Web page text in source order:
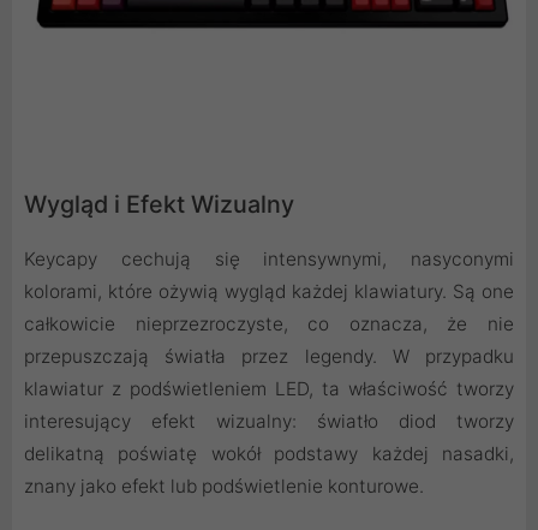
Wygląd i Efekt Wizualny
Keycapy cechują się intensywnymi, nasyconymi
kolorami, które ożywią wygląd każdej klawiatury. Są one
całkowicie nieprzezroczyste, co oznacza, że nie
przepuszczają światła przez legendy. W przypadku
klawiatur z podświetleniem LED, ta właściwość tworzy
interesujący efekt wizualny: światło diod tworzy
delikatną poświatę wokół podstawy każdej nasadki,
znany jako efekt lub podświetlenie konturowe.